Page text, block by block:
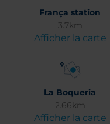
França station
3.7km
Afficher la carte
La Boqueria
2.66km
Afficher la carte